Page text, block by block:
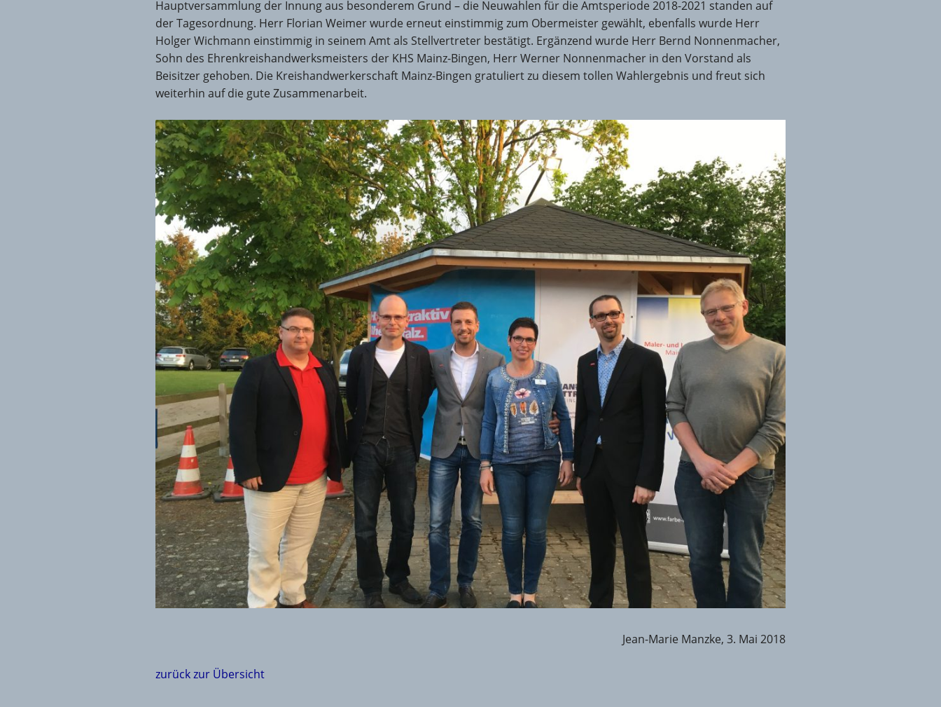
Hauptversammlung der Innung aus besonderem Grund – die Neuwahlen für die Amtsperiode 2018-2021 standen auf
der Tagesordnung. Herr Florian Weimer wurde erneut einstimmig zum Obermeister gewählt, ebenfalls wurde Herr
Holger Wichmann einstimmig in seinem Amt als Stellvertreter bestätigt. Ergänzend wurde Herr Bernd Nonnenmacher,
Sohn des Ehrenkreishandwerksmeisters der KHS Mainz-Bingen, Herr Werner Nonnenmacher in den Vorstand als
Beisitzer gehoben. Die Kreishandwerkerschaft Mainz-Bingen gratuliert zu diesem tollen Wahlergebnis und freut sich
weiterhin auf die gute Zusammenarbeit.
Jean-Marie Manzke, 3. Mai 2018
zurück zur Übersicht